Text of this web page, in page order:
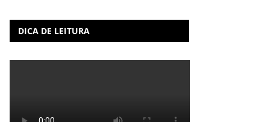
DICA DE LEITURA